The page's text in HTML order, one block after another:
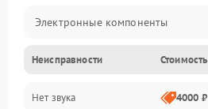
Электронные компоненты
Управление
Корпус/Герметичность
Неисправности Стоимость
Нет звука 4000 ₽